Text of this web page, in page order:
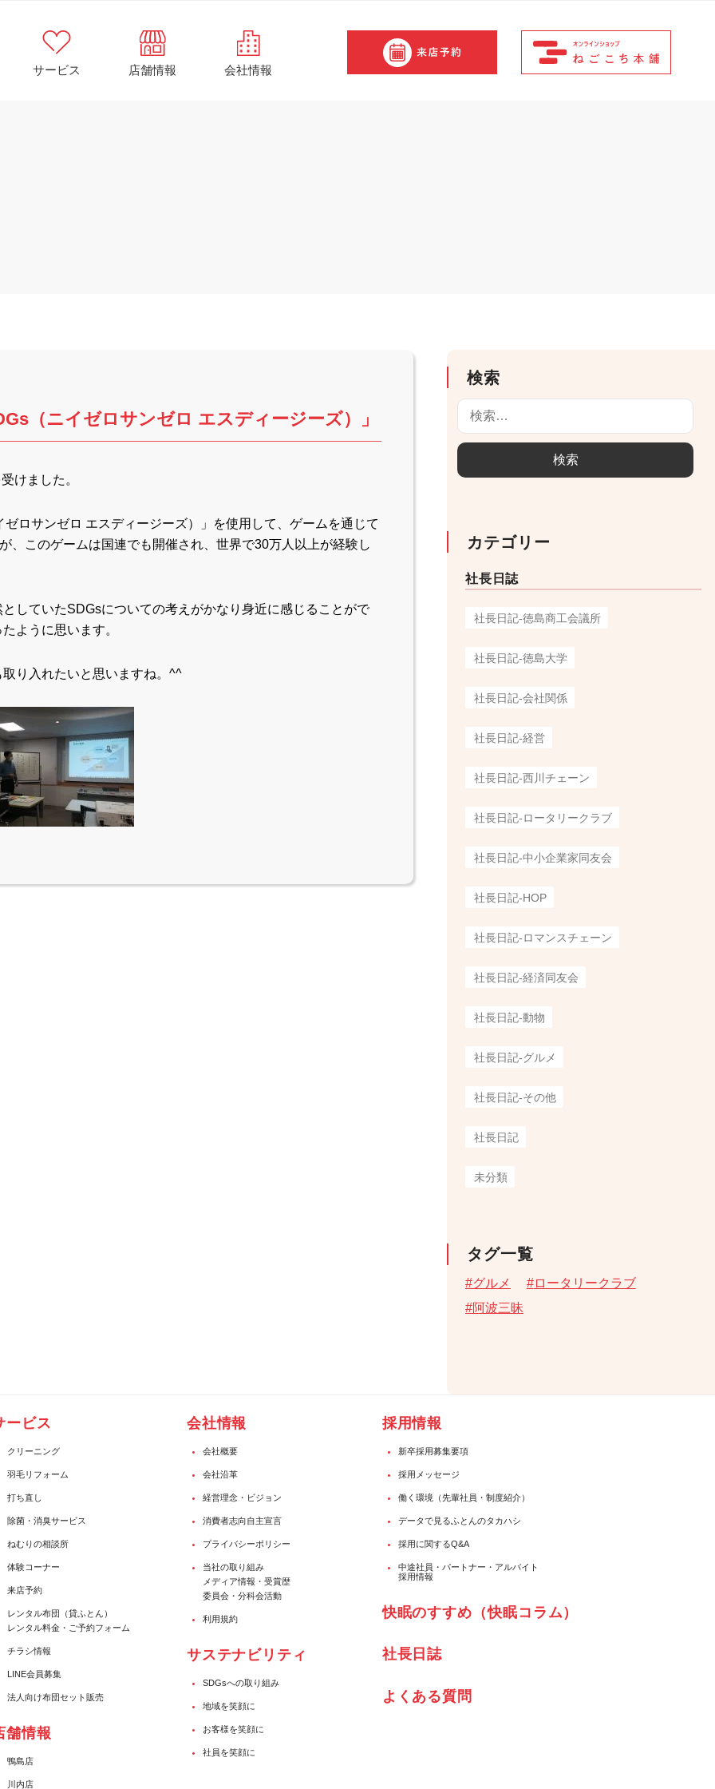
サービス 店舗情報 会社情報
検索
カテゴリー
社長日誌
社長日記-徳島商工会議所
社長日記-徳島大学
社長日記-会社関係
社長日記-経営
社長日記-西川チェーン
社長日記-ロータリークラブ
社長日記-中小企業家同友会
社長日記-HOP
社長日記-ロマンスチェーン
社長日記-経済同友会
社長日記-動物
社長日記-グルメ
社長日記-その他
社長日記
未分類
タグ一覧
グルメ
ロータリークラブ
阿波三昧
（ニイゼロサンゼロ エスディージーズ）」
けました。
ロサンゼロ エスディージーズ）」を使用して、ゲームを通じて
、このゲームは国連でも開催され、世界で30万人以上が経験し
していたSDGsについての考えがかなり身近に感じることがで
ように思います。
り入れたいと思いますね。^^
ービス
クリーニング
羽毛リフォーム
打ち直し
除菌・消臭サービス
ねむりの相談所
体験コーナー
来店予約
レンタル布団（貸ふとん）
レンタル料金・ご予約フォーム
チラシ情報
LINE会員募集
法人向け布団セット販売
舗情報
鴨島店
川内店
会社情報
会社概要
会社沿革
経営理念・ビジョン
消費者志向自主宣言
プライバシーポリシー
当社の取り組み
メディア情報・受賞歴
委員会・分科会活動
利用規約
サステナビリティ
SDGsへの取り組み
地域を笑顔に
お客様を笑顔に
社員を笑顔に
採用情報
新卒採用募集要項
採用メッセージ
働く環境（先輩社員・制度紹介）
データで見るふとんのタカハシ
採用に関するQ&A
中途社員・パートナー・アルバイト
採用情報
快眠のすすめ（快眠コラム）
社⾧日誌
よくある質問